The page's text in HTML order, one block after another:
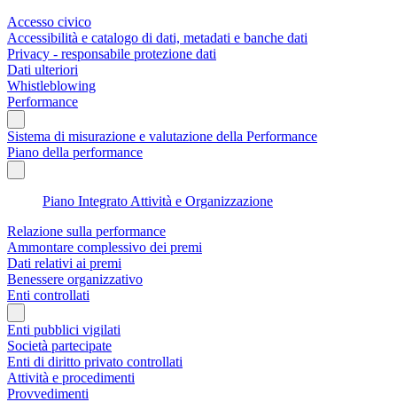
Accesso civico
Accessibilità e catalogo di dati, metadati e banche dati
Privacy - responsabile protezione dati
Dati ulteriori
Whistleblowing
Performance
Sistema di misurazione e valutazione della Performance
Piano della performance
Piano Integrato Attività e Organizzazione
Relazione sulla performance
Ammontare complessivo dei premi
Dati relativi ai premi
Benessere organizzativo
Enti controllati
Enti pubblici vigilati
Società partecipate
Enti di diritto privato controllati
Attività e procedimenti
Provvedimenti